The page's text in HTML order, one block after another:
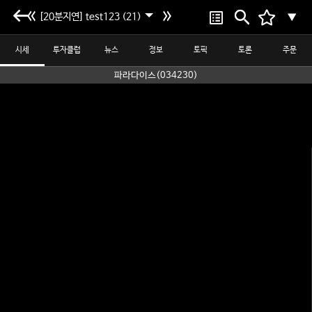
[20분지연] test123 (21) ▼
시세 투자클럽 뉴스 정보 토픽 토론 주문
파라다이스(034230)